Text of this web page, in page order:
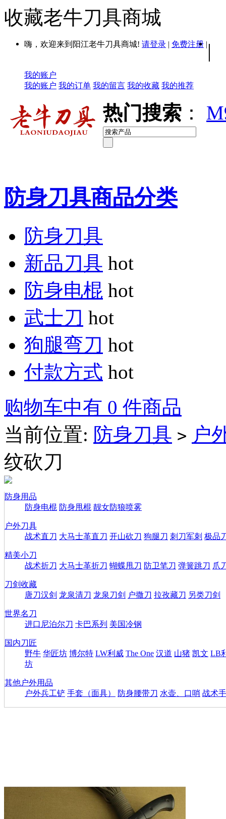
收藏老牛刀具商城
嗨，欢迎来到阳江老牛刀具商城! 请登录 | 免费注册 | |
我的账户
我的账户 我的订单 我的留言 我的收藏 我的推荐
热门搜索 ：
防身刀具商品分类
防身刀具
新品刀具 hot
防身电棍 hot
武士刀 hot
狗腿弯刀 hot
付款方式 hot
购物车中有 0 件商品
当前位置: 防身刀具 > 户
纹砍刀
防身用品
防身电棍 防身甩棍 靓女防狼喷雾
户外刀具
战术直刀 大马士革直刀 开山砍刀 狗腿刀 刺刀军刺 极品
精美小刀
战术折刀 大马士革折刀 蝴蝶甩刀 防卫笔刀 弹簧跳刀 爪
刀剑收藏
唐刀汉剑 龙泉清刀 龙泉刀剑 户撒刀 拉孜藏刀 另类刀剑
世界名刀
进口尼泊尔刀 卡巴系列 美国冷钢
国内刀匠
野牛 华匠坊 博尔特 LW利威 The One 汉道 山猪 凯文 LB
坊
其他户外用品
户外兵工铲 手套（面具） 防身腰带刀 水壶、口哨 战术